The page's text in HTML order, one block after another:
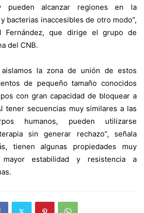
pueden alcanzar regiones en la
bacterias inaccesibles de otro modo”,
Fernández, que dirige el grupo de
del CNB.
la zona de unión de estos
de pequeño tamaño conocidos
con gran capacidad de bloquear a
tener secuencias muy similares a las
humanos, pueden utilizarse
sin generar rechazo”, señala
tienen algunas propiedades muy
estabilidad y resistencia a